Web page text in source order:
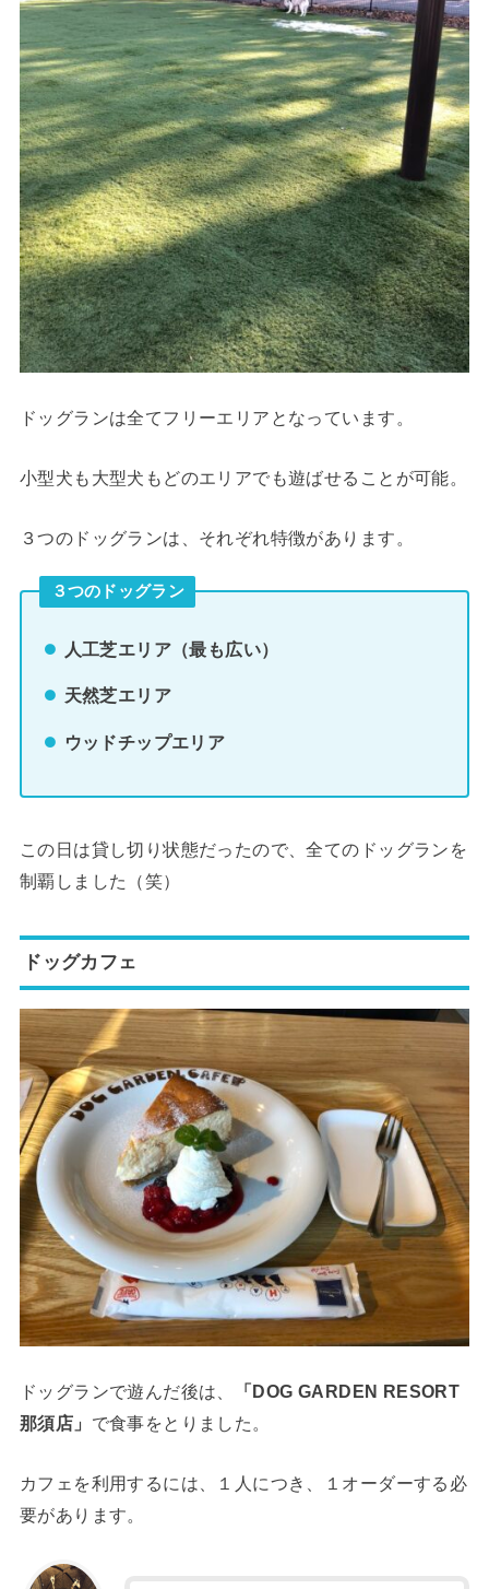
ドッグランは全てフリーエリアとなっています。
小型犬も大型犬もどのエリアでも遊ばせることが可能。
３つのドッグランは、それぞれ特徴があります。
３つのドッグラン
人工芝エリア（最も広い）
天然芝エリア
ウッドチップエリア
この日は貸し切り状態だったので、全てのドッグランを
制覇しました（笑）
ドッグカフェ
ドッグランで遊んだ後は、
「DOG GARDEN RESORT
那須店」 で食事をとりました。
カフェを利用するには、１人につき、１オーダーする必
要があります。